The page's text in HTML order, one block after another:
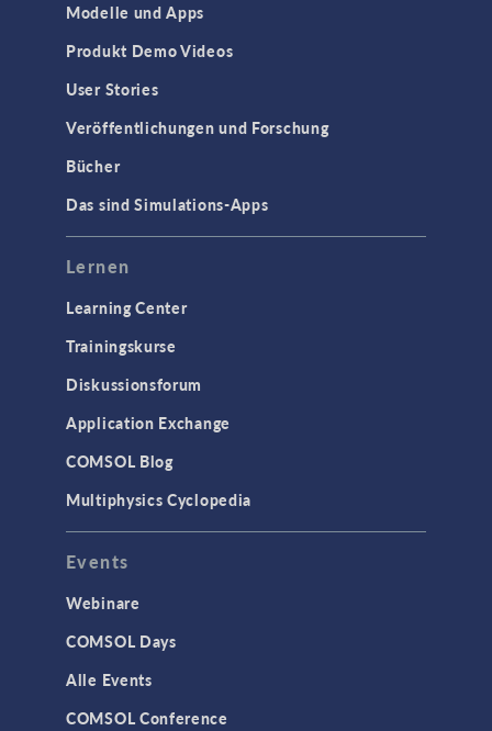
Modelle und Apps
Produkt Demo Videos
User Stories
Veröffentlichungen und Forschung
Bücher
Das sind Simulations-Apps
Lernen
Learning Center
Trainingskurse
Diskussionsforum
Application Exchange
COMSOL Blog
Multiphysics Cyclopedia
Events
Webinare
COMSOL Days
Alle Events
COMSOL Conference